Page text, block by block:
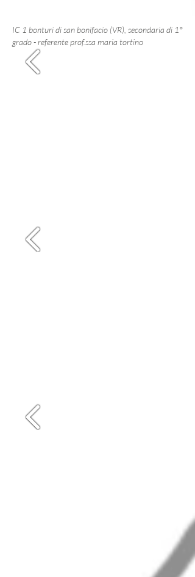
IC 1 bonturi di san bonifacio (VR), secondaria di 1°
grado - referente prof.ssa maria tortino